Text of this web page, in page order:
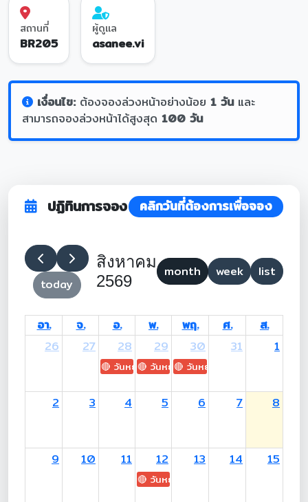
สถานที่
BR205
ผู้ดูแล
asanee.vi
เงื่อนไข:ต้องจองล่วงหน้าอย่างน้อย 1 วันและ
สามารถจองล่วงหน้าได้สูงสุด 100 วัน
ปฏิทินการจอง คลิกวันที่ต้องการเพื่อจอง
today
สิงหาคม
2569
month week list
อา. จ. อ. พ. พฤ. ศ.
ส.
26
27 28
🔴 วันหยุด: H.M. King Maha Vajiralongkorn's
29
🔴 วันหยุด: Asanha Bucha Day
30
🔴 วันหยุด: Buddhist Lent
31 1
2 3 4 5 6 7 8
9 10 11 12
🔴 วันหยุด: H.M. Queen Sirikit The
13 14 15